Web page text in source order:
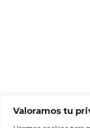
Valoramos tu